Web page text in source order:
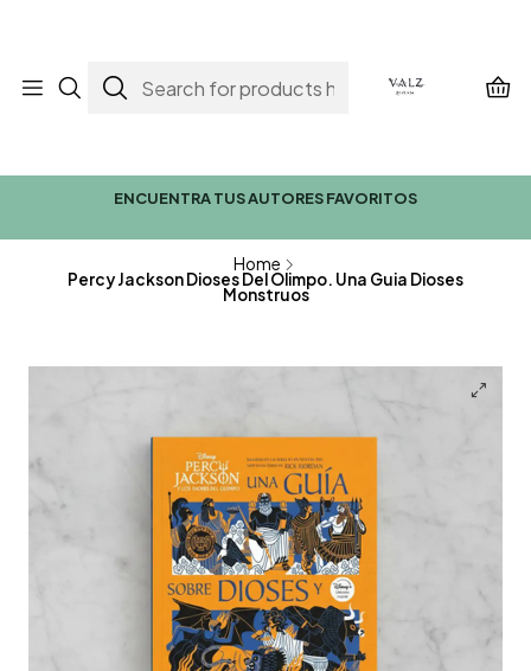
ENCUENTRA TUS AUTORES FAVORITOS
Home
Percy Jackson Dioses Del Olimpo. Una Guia Dioses
Monstruos